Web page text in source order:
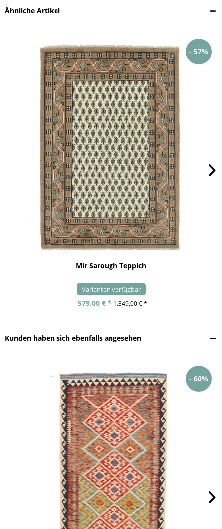
Ähnliche Artikel
- 57%
Mir Sarough Teppich
Varianten verfügbar
579,00 € * 1.349,00 € *
Kunden haben sich ebenfalls angesehen
- 60%